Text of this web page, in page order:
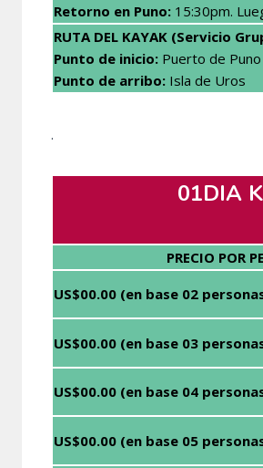
Retorno en Puno: 15:30pm.
RUTA DEL KAYAK (Servicio
Punto de inicio: Puerto de Puno
Punto de arribo: Isla de Uros
.
01DIA
PRECIO POR
US$00.00 (en base 02
US$00.00 (en base 03
US$00.00 (en base 04
US$00.00 (en base 05